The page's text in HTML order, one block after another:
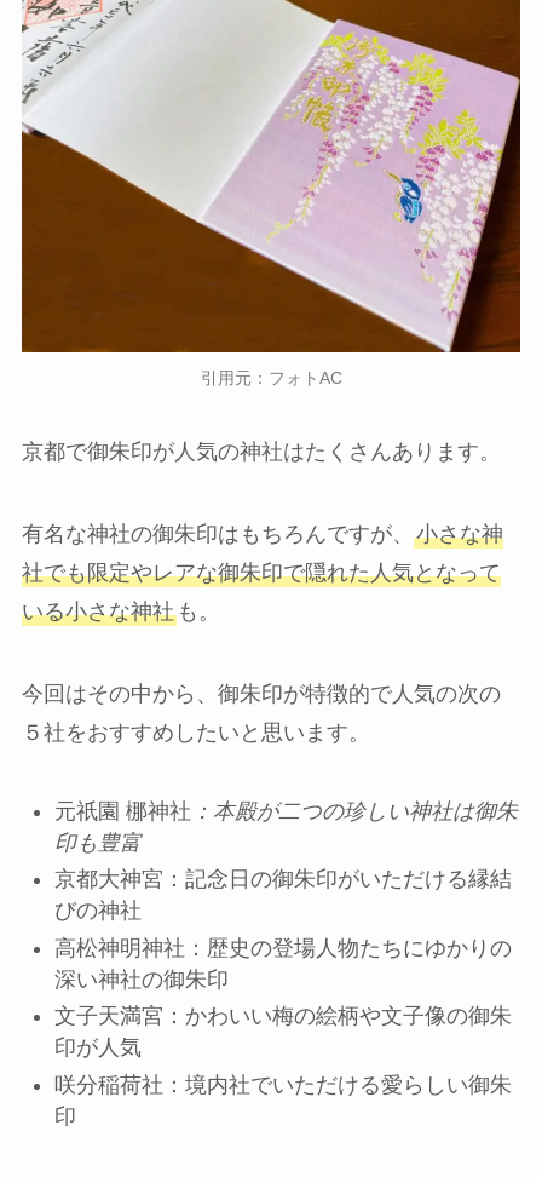
引用元：フォトAC
京都で御朱印が人気の神社はたくさんあります。
有名な神社の御朱印はもちろんですが、 小さな神
社でも限定やレアな御朱印で隠れた人気となって
いる小さな神社も。
今回はその中から、御朱印が特徴的で人気の次の
５社をおすすめしたいと思います。
元祇園 梛神社 ：本殿が二つの珍しい神社は御朱
印も豊富
京都大神宮：記念日の御朱印がいただける縁結
びの神社
高松神明神社：歴史の登場人物たちにゆかりの
深い神社の御朱印
文子天満宮：かわいい梅の絵柄や文子像の御朱
印が人気
咲分稲荷社：境内社でいただける愛らしい御朱
印